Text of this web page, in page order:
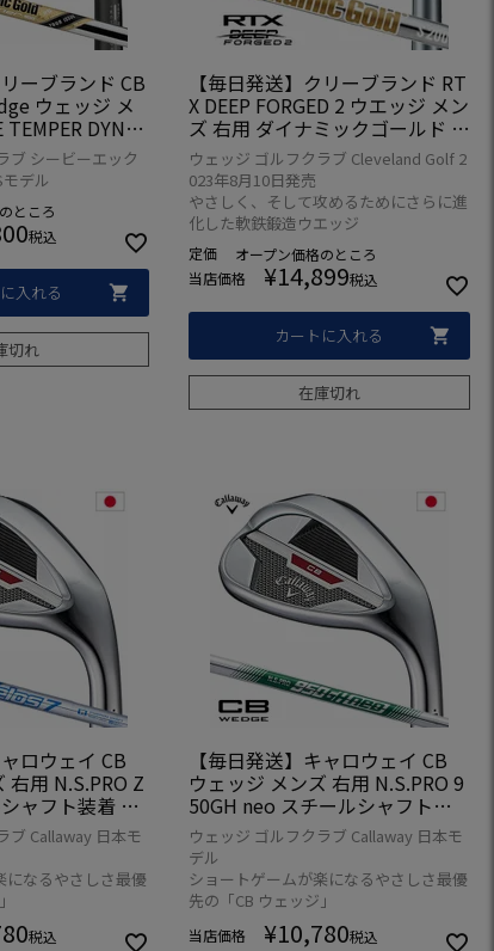
ーブランド CB
ウェッジ メ
DYNA
TOUR I
品
ブ シービーエック
デル
のところ
税込
入れる
切れ
【毎日発送】クリーブランド RT
X DEEP FORGED 2 ウエッジ メン
ズ 右用 ダイナミックゴールド ス
チールシャフト 日本正規品 2023
年モデル
ウェッジ ゴルフクラブ Cleveland Golf 2
023年8月10日発売
やさしく、そして攻めるためにさらに進
化した軟鉄鍛造ウエッジ
定価 オープン価格のところ
当店価格
¥14,899税込
カートに入れる
在庫切れ
ロウェイ CB
右用 N.S.PRO Z
ャフト装着 20
正規品
ブ Callaway 日本モ
になるやさしさ最優
税込
【毎日発送】キャロウェイ CB
ウェッジ メンズ 右用 N.S.PRO 9
50GH neo スチールシャフト装
着 2023年モデル 日本正規品
ウェッジ ゴルフクラブ Callaway 日本モ
デル
ショートゲームが楽になるやさしさ最優
先の「CB ウェッジ」
当店価格 ¥10,780税込